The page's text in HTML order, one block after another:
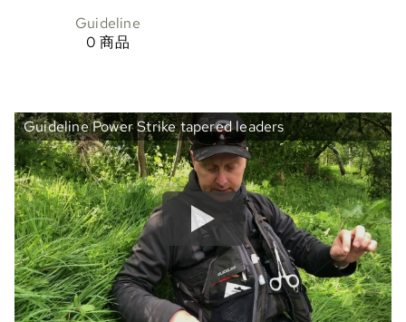
Guideline
0 商品
Guideline Power Strike tapered leaders